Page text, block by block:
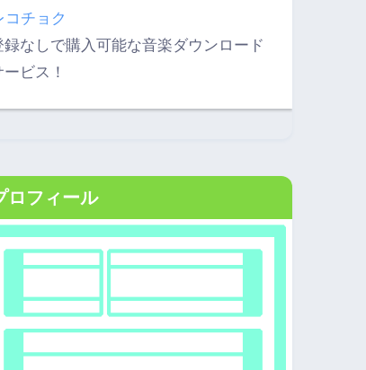
コチョク
録なしで購入可能な音楽ダウンロード
ービス！
ロフィール